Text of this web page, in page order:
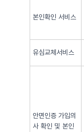
본인확인 서비스
유심교체서비스
안면인증 가입의
사 확인 및 본인